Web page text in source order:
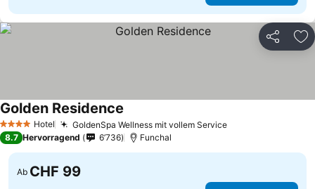
Teilen
4 Sterne Hotel GoldenSpa Wellness mit vollem ServicePreise sehen
Golden Residence
8.7 Hervorragend 6’736 Funchal
Ab CHF 99